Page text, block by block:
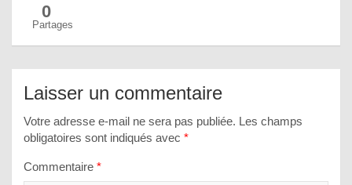
0
Partages
Laisser un commentaire
Votre adresse e-mail ne sera pas publiée. Les champs
obligatoires sont indiqués avec *
Commentaire *